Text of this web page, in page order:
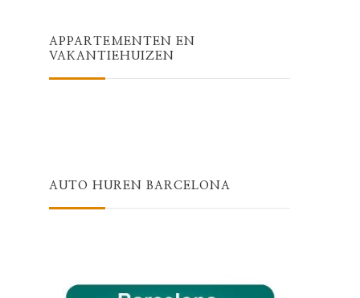
APPARTEMENTEN EN
VAKANTIEHUIZEN
AUTO HUREN BARCELONA